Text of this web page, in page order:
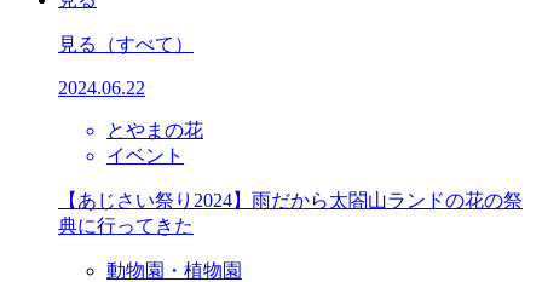
見る （すべて）
2024.06.22
とやまの花
イベント
【あじさい祭り2024】雨だから太閤山ランドの花の祭
典に行ってきた
動物園・植物園